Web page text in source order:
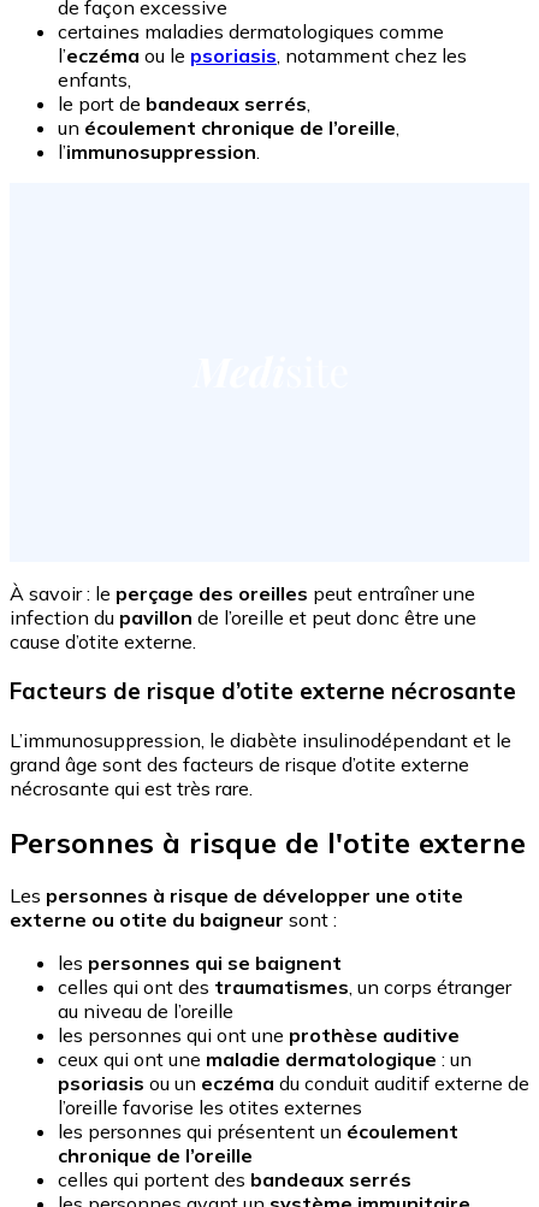
de façon excessive
certaines maladies dermatologiques comme
l’eczéma ou le psoriasis, notamment chez les
enfants,
le port de bandeaux serrés,
un écoulement chronique de l’oreille,
l’immunosuppression.
À savoir : le perçage des oreilles peut entraîner une
infection du pavillon de l’oreille et peut donc être une
cause d’otite externe.
Facteurs de risque d’otite externe nécrosante
L’immunosuppression, le diabète insulinodépendant et le
grand âge sont des facteurs de risque d’otite externe
nécrosante qui est très rare.
Personnes à risque de l'otite externe
Les personnes à risque de développer une otite
externe ou otite du baigneur sont :
les personnes qui se baignent
celles qui ont des traumatismes, un corps étranger
au niveau de l’oreille
les personnes qui ont une prothèse auditive
ceux qui ont une maladie dermatologique : un
psoriasis ou un eczéma du conduit auditif externe de
l’oreille favorise les otites externes
les personnes qui présentent un écoulement
chronique de l’oreille
celles qui portent des bandeaux serrés